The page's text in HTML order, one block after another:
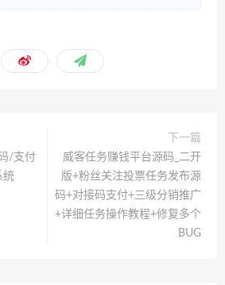
/支付
统
下一篇
威客任务赚钱平台源码_二开
版+粉丝关注投票任务发布源
码+对接码支付+三级分销推广
+详细任务操作教程+修复多个
BUG